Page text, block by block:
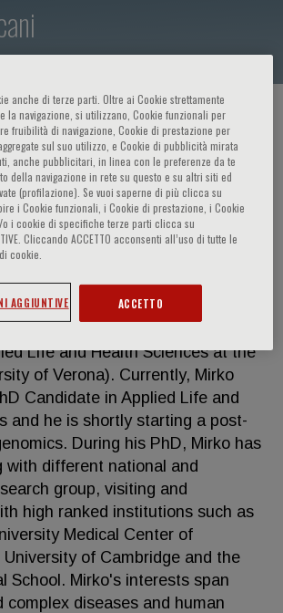
ED EVENTI / RELATORE
a BSc in Bioinformatics
and Medical Biotechnology.
towards bioinformatics, he soon
Life and Health Sciences at the
of Verona). Currently, Mirko
Candidate in Applied Life and
and he is shortly starting a post-
During his PhD, Mirko has
with different national and
group, visiting and
high ranked institutions such as
Medical Center of
of Cambridge and the
School. Mirko's interests span
complex diseases and human
anche di terze parti. Oltre ai Cookie strettamente
la navigazione, si utilizzano, Cookie funzionali per
fruibilità di navigazione, Cookie di prestazione per
sul suo utilizzo, e Cookie di pubblicità mirata
anche pubblicitari, in linea con le preferenze da te
della navigazione in rete su questo e su altri siti ed
(profilazione). Se vuoi saperne di più clicca su
i Cookie funzionali, i Cookie di prestazione, i Cookie
i cookie di specifiche terze parti clicca su
Cliccando ACCETTO acconsenti all’uso di tutte le
cookie.
AGGIUNTIVE ACCETTO